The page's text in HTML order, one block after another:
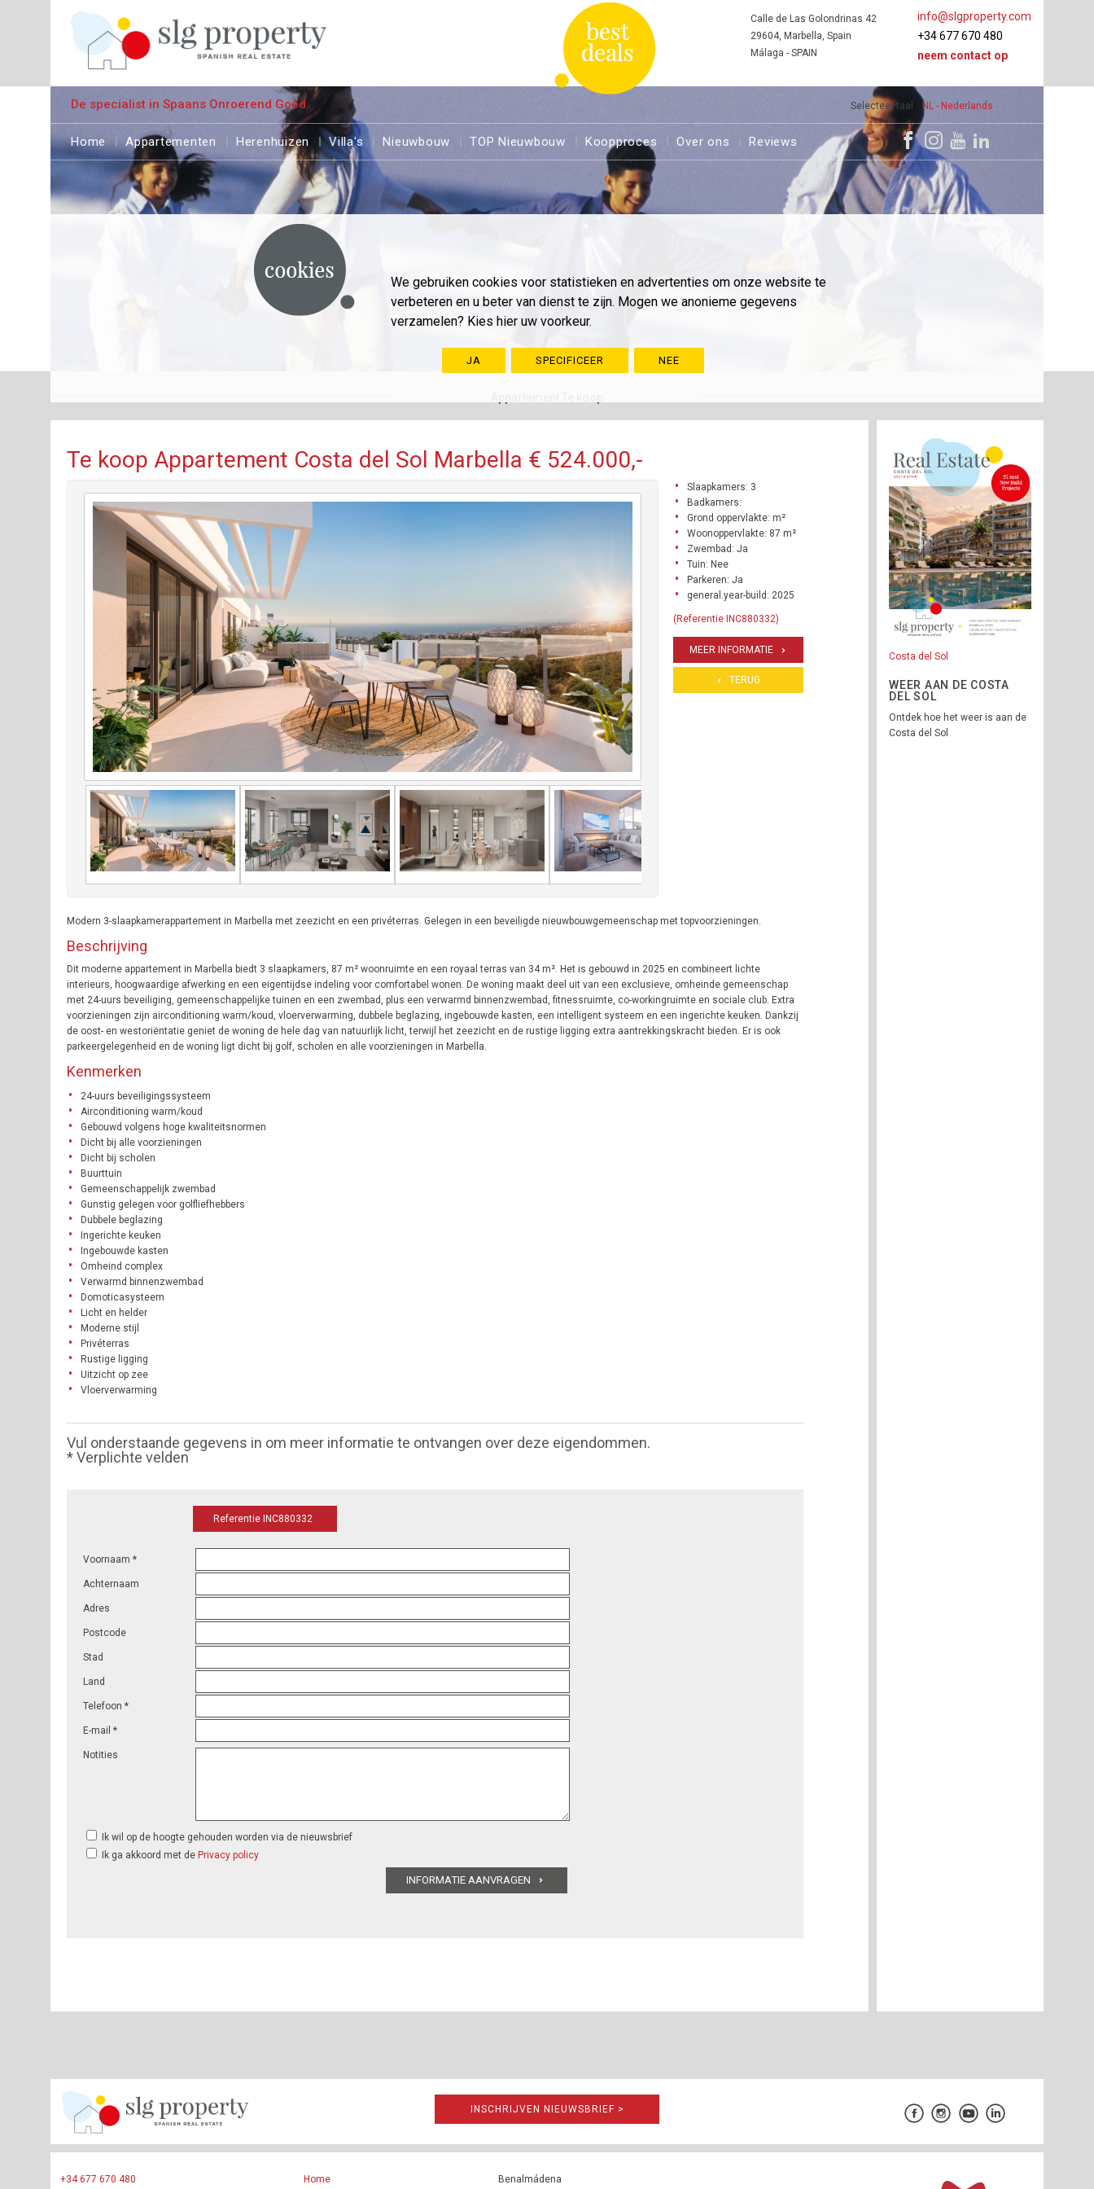
We gebruiken cookies voor statistieken en advertenties om onze website te
verbeteren en u beter van dienst te zijn. Mogen we anonieme gegevens
verzamelen? Kies hier uw voorkeur.
JA SPECIFICEER NEE
Selecteer taal NL - Nederlands
info@slgproperty.com
+34 677 670 480
neem contact op
Calle de Las Golondrinas 42
29604, Marbella, Spain
Málaga - SPAIN
De specialist in Spaans Onroerend Goed
Home Appartementen Herenhuizen Villa's Nieuwbouw TOP Nieuwbouw Koopproces Over ons Reviews
Te koop Appartement Costa del Sol Marbella € 524.000,-
Slaapkamers: 3
Badkamers:
Grond oppervlakte: m²
Woonoppervlakte: 87 m²
Zwembad: Ja
Tuin: Nee
Parkeren: Ja
general.year-build: 2025
(Referentie INC880332)
MEER INFORMATIE
TERUG
Modern 3-slaapkamerappartement in Marbella met zeezicht en een privéterras. Gelegen in een beveiligde nieuwbouwgemeenschap met topvoorzieningen.
Beschrijving
Dit moderne appartement in Marbella biedt 3 slaapkamers, 87 m² woonruimte en een royaal terras van 34 m². Het is gebouwd in 2025 en combineert lichte
interieurs, hoogwaardige afwerking en een eigentijdse indeling voor comfortabel wonen. De woning maakt deel uit van een exclusieve, omheinde gemeenschap
met 24-uurs beveiliging, gemeenschappelijke tuinen en een zwembad, plus een verwarmd binnenzwembad, fitnessruimte, co-workingruimte en sociale club. Extra
voorzieningen zijn airconditioning warm/koud, vloerverwarming, dubbele beglazing, ingebouwde kasten, een intelligent systeem en een ingerichte keuken. Dankzij
de oost- en westoriëntatie geniet de woning de hele dag van natuurlijk licht, terwijl het zeezicht en de rustige ligging extra aantrekkingskracht bieden. Er is ook
parkeergelegenheid en de woning ligt dicht bij golf, scholen en alle voorzieningen in Marbella.
Kenmerken
24-uurs beveiligingssysteem
Airconditioning warm/koud
Gebouwd volgens hoge kwaliteitsnormen
Dicht bij alle voorzieningen
Dicht bij scholen
Buurttuin
Gemeenschappelijk zwembad
Gunstig gelegen voor golfliefhebbers
Dubbele beglazing
Ingerichte keuken
Ingebouwde kasten
Omheind complex
Verwarmd binnenzwembad
Domoticasysteem
Licht en helder
Moderne stijl
Privéterras
Rustige ligging
Uitzicht op zee
Vloerverwarming
Vul onderstaande gegevens in om meer informatie te ontvangen over deze eigendommen.
* Verplichte velden
Referentie INC880332
Voornaam *
Achternaam
Adres
Postcode
Stad
Land
Telefoon *
E-mail *
Notities
Ik wil op de hoogte gehouden worden via de nieuwsbrief
Ik ga akkoord met de Privacy policy
Costa del Sol
WEER AAN DE COSTA
DEL SOL
Ontdek hoe het weer is aan de
Costa del Sol
INSCHRIJVEN NIEUWSBRIEF >
+34 677 670 480
Home
Benalmádena